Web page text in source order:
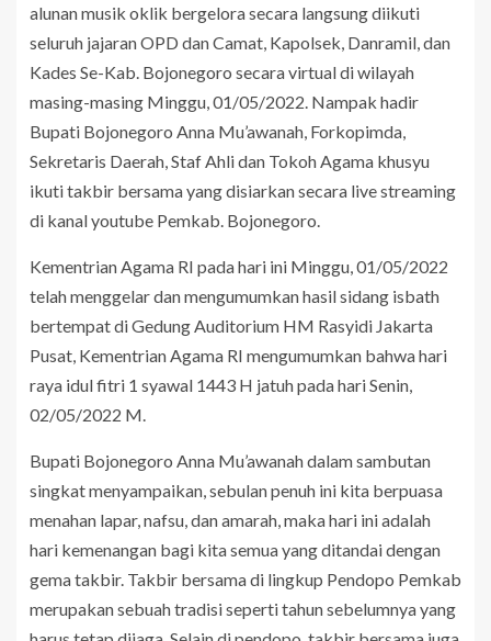
alunan musik oklik bergelora secara langsung diikuti
seluruh jajaran OPD dan Camat, Kapolsek, Danramil, dan
Kades Se-Kab. Bojonegoro secara virtual di wilayah
masing-masing Minggu, 01/05/2022. Nampak hadir
Bupati Bojonegoro Anna Mu’awanah, Forkopimda,
Sekretaris Daerah, Staf Ahli dan Tokoh Agama khusyu
ikuti takbir bersama yang disiarkan secara live streaming
di kanal youtube Pemkab. Bojonegoro.
Kementrian Agama RI pada hari ini Minggu, 01/05/2022
telah menggelar dan mengumumkan hasil sidang isbath
bertempat di Gedung Auditorium HM Rasyidi Jakarta
Pusat, Kementrian Agama RI mengumumkan bahwa hari
raya idul fitri 1 syawal 1443 H jatuh pada hari Senin,
02/05/2022 M.
Bupati Bojonegoro Anna Mu’awanah dalam sambutan
singkat menyampaikan, sebulan penuh ini kita berpuasa
menahan lapar, nafsu, dan amarah, maka hari ini adalah
hari kemenangan bagi kita semua yang ditandai dengan
gema takbir. Takbir bersama di lingkup Pendopo Pemkab
merupakan sebuah tradisi seperti tahun sebelumnya yang